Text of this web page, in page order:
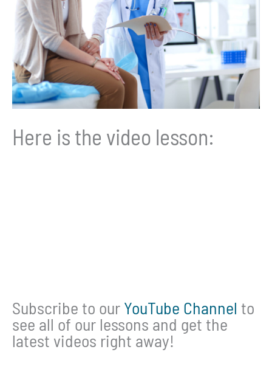
Here is the video lesson:
Subscribe to our YouTube Channel to
see all of our lessons and get the
latest videos right away!